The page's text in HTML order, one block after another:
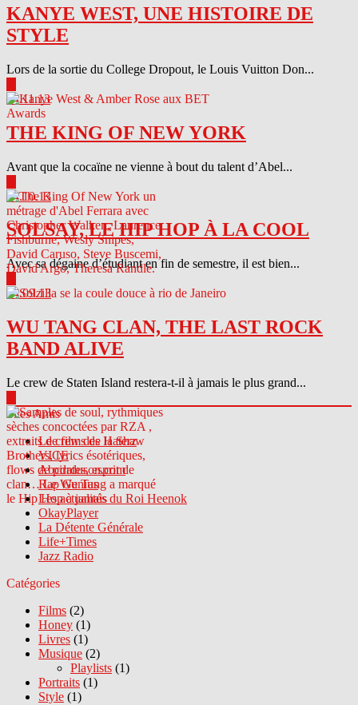
KANYE WEST, UNE HISTOIRE DE
STYLE
Lors de la sortie du College Dropout, le Louis Vuitton Don...
04.11.13
THE KING OF NEW YORK
Avant que la cocaïne ne vienne à bout du talent d’Abel...
04.10.13
SOLSAY, LE HIP HOP À LA COOL
Avec sa dégaine d’étudiant en fin de semestre, il est bien...
04.09.13
WU TANG CLAN, THE LAST ROCK
BAND ALIVE
Le crew de Staten Island restera-t-il à jamais le plus grand...
Sites Amis
Le crew des Haterz
VICE
Abcdrduson.com
Rap Genius
Les actualités du Roi Heenok
OkayPlayer
La Détente Générale
Life+Times
Jazz Radio
Catégories
Films (2)
Honey (1)
Livres (1)
Musique (2)
Playlists (1)
Portraits (1)
Style (1)